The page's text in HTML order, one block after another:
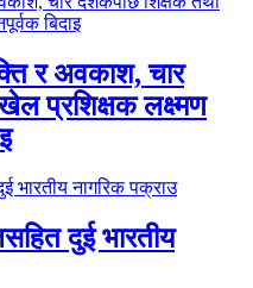
र अवकाश, चार
प्रशिक्षक लक्ष्मण
दुई भारतीय